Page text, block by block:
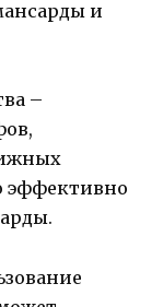
и
–
эффективно